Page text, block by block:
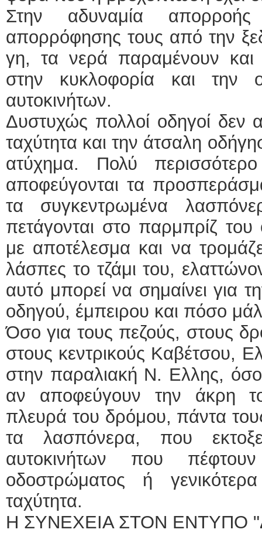
Στην αδυναμία
απορρόφησης τους από την
γη, τα νερά παραμένουν και
στην κυκλοφορία και την
αυτοκινήτων.
Δυστυχώς πολλοί οδηγοί δεν
ταχύτητα και την άτσαλη
ατύχημα. Πολύ
αποφεύγονται τα
τα συγκεντρωμένα
πετάγονται στο παρμπρίζ
με αποτέλεσμα και να
λάσπες το τζάμι του,
αυτό μπορεί να σημαίνει για
οδηγού, έμπειρου και πόσο
Όσο για τους πεζούς, στους
στους κεντρικούς Καβέτσου,
στην παραλιακή Ν. Ελλης,
αν αποφεύγουν την άκρη
πλευρά του δρόμου, πάντα
τα λασπόνερα, που
αυτοκινήτων που
οδοστρώματος ή
ταχύτητα.
Η ΣΥΝΕΧΕΙΑ ΣΤΟΝ ΕΝΤΥΠΟ